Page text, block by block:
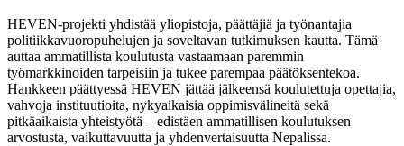
HEVEN-projekti yhdistää yliopistoja, päättäjiä ja työnantajia
politiikkavuoropuhelujen ja soveltavan tutkimuksen kautta. Tämä
auttaa ammatillista koulutusta vastaamaan paremmin
työmarkkinoiden tarpeisiin ja tukee parempaa päätöksentekoa.
Hankkeen päättyessä HEVEN jättää jälkeensä koulutettuja opettajia,
vahvoja instituutioita, nykyaikaisia oppimisvälineitä sekä
pitkäaikaista yhteistyötä – edistäen ammatillisen koulutuksen
arvostusta, vaikuttavuutta ja yhdenvertaisuutta Nepalissa.